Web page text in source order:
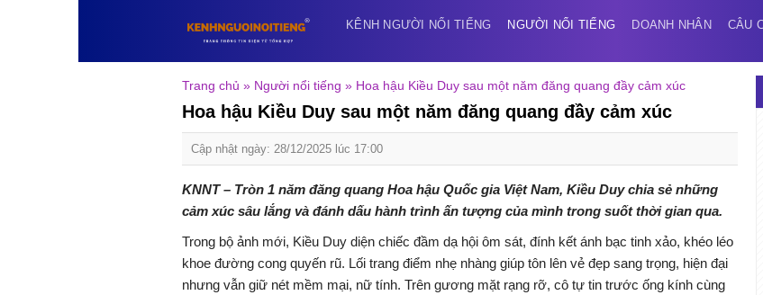
KÊNH NGƯỜI NỔI TIẾNG NGƯỜI NỔI TIẾNG DOANH NHÂN CÂU
Trang chủ » Người nổi tiếng » Hoa hậu Kiều Duy sau một năm đăng quang đầy cảm xúc
Hoa hậu Kiều Duy sau một năm đăng quang đầy cảm xúc
Cập nhật ngày: 28/12/2025 lúc 17:00
KNNT – Tròn 1 năm đăng quang Hoa hậu Quốc gia Việt Nam, Kiều Duy chia sẻ những
cảm xúc sâu lắng và đánh dấu hành trình ấn tượng của mình trong suốt thời gian qua.
Trong bộ ảnh mới, Kiều Duy diện chiếc đầm dạ hội ôm sát, đính kết ánh bạc tinh xảo, khéo léo
khoe đường cong quyến rũ. Lối trang điểm nhẹ nhàng giúp tôn lên vẻ đẹp sang trọng, hiện đại
nhưng vẫn giữ nét mềm mại, nữ tính. Trên gương mặt rạng rỡ, cô tự tin trước ống kính cùng